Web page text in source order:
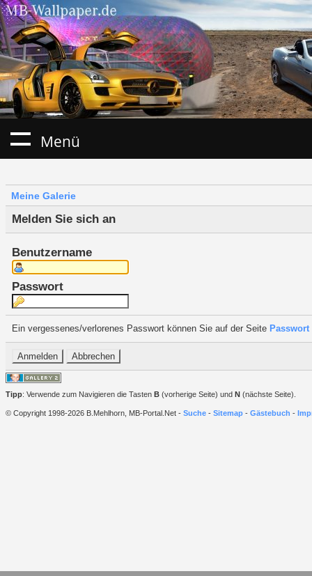
Menü
Meine Galerie
Melden Sie sich an
Benutzername
Passwort
Ein vergessenes/verlorenes Passwort können Sie auf der Seite
Tipp: Verwende zum Navigieren die Tasten B (vorherige Seite) und N (nächste Seite).
© Copyright 1998-2026 B.Mehlhorn, MB-Portal.Net - Suche - Sitemap - Gästebuch -